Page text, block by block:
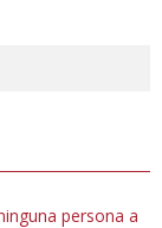
persona a